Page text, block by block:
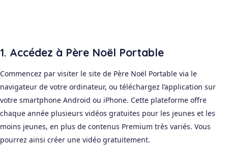
1. Accédez à Père Noël Portable
Commencez par visiter le site de Père Noël Portable via le
navigateur de votre ordinateur, ou téléchargez l’application sur
votre smartphone Android ou iPhone. Cette plateforme offre
chaque année plusieurs vidéos gratuites pour les jeunes et les
moins jeunes, en plus de contenus Premium très variés. Vous
pourrez ainsi créer une vidéo gratuitement.